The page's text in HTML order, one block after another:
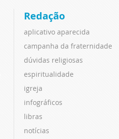
Redação
aplicativo aparecida
campanha da fraternidade
dúvidas religiosas
espiritualidade
igreja
infográficos
libras
notícias